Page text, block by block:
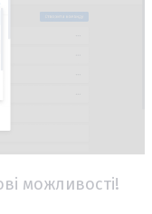
можливості!